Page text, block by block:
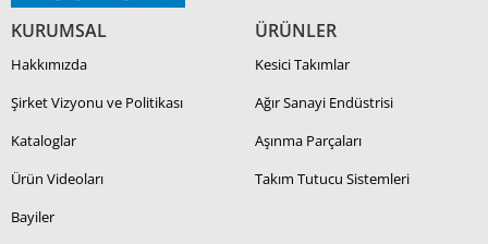
KURUMSAL
Hakkımızda
Şirket Vizyonu ve Politikası
Kataloglar
Ürün Videoları
Bayiler
ÜRÜNLER
Kesici Takımlar
Ağır Sanayi Endüstrisi
Aşınma Parçaları
Takım Tutucu Sistemleri